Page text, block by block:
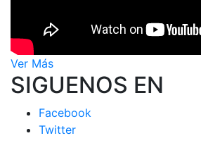
Ver Más
SIGUENOS EN
Facebook
Twitter